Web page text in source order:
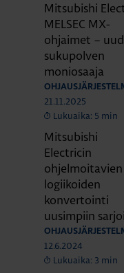
Mitsubishi
MELSEC MX-
ohjaimet –
sukupolven
moniosaaja
21.11.2025
Lukuaika: 5 min
Mitsubishi
Electricin
ohjelmoitavien
logiikoiden
konvertointi
uusimpiin
12.6.2024
Lukuaika: 3 min